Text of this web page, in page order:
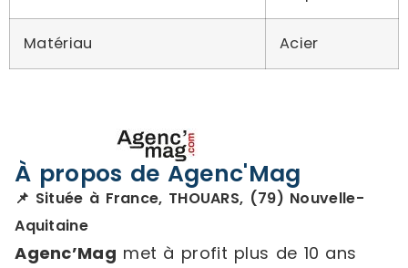
Matériau Acier
À propos de Agenc'Mag
📌 Située à France, THOUARS, (79) Nouvelle-
Aquitaine
Agenc’Mag met à profit plus de 10 ans